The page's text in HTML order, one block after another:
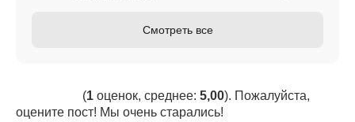
Смотреть все
(1 оценок, среднее: 5,00). Пожалуйста,
оцените пост! Мы очень старались!